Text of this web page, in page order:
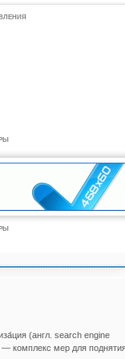
(англ. search engine
— комплекс мер для